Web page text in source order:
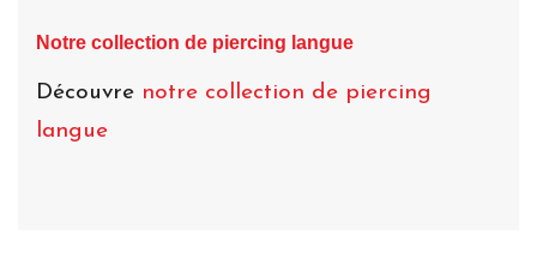
Notre collection de piercing langue
Découvre notre collection de piercing
langue